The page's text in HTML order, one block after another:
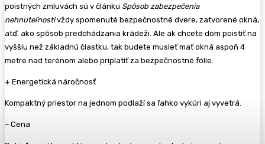
poistných zmluvách sú v článku Spôsob zabezpečenia
nehnuteľnostivždy spomenuté bezpečnostné dvere, zatvorené okná,
atď. ako spôsob predchádzania krádeži. Ale ak chcete dom poistiť na
vyššiu než základnú čiastku, tak budete musieť mať okná aspoň 4
metre nad terénom alebo priplatiť za bezpečnostné fólie.
+ Energetická náročnosť
Kompaktný priestor na jednom podlaží sa ľahko vykúri aj vyvetrá.
– Cena